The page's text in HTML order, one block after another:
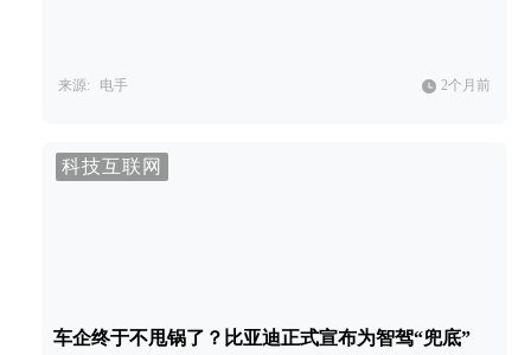
来源: 电手 2个月前
科技互联网
车企终于不甩锅了？比亚迪正式宣布为智驾“兜底”